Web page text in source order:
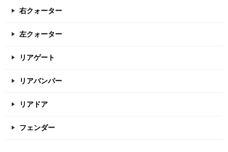
右クォーター
左クォーター
リアゲート
リアバンパー
リアドア
フェンダー